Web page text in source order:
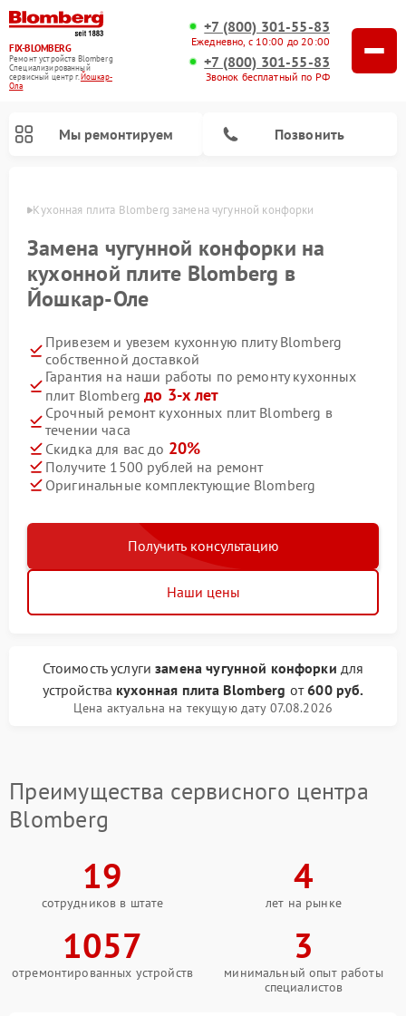
FIX-BLOMBERG
Ремонт устройств Blomberg
Специализированный
cервисный центр г.Йошкар-
Ола
+7 (800) 301-55-83
Ежедневно, с 10:00 до 20:00
+7 (800) 301-55-83
Звонок бесплатный по РФ
Мы ремонтируем Позвонить
Оле Кухонная плита Blomberg замена чугунной конфорки
Замена чугунной конфорки на
кухонной плите Blomberg в
Йошкар-Оле
Привезем и увезем кухонную плиту Blomberg
собственной доставкой
Гарантия на наши работы по ремонту кухонных
плит Blombergдо 3-х лет
Срочный ремонт кухонных плит Blomberg в
течении часа
Скидка для вас до 20%
Получите 1500 рублей на ремонт
Оригинальные комплектующие Blomberg
Получить консультацию
Наши цены
Стоимость услугизамена чугунной конфорки для
устройства кухонная плита Blomberg от600 руб.
Цена актуальна на текущую дату 07.08.2026
Преимущества сервисного центра
Blomberg
19
сотрудников в штате
4
лет на рынке
1057
отремонтированных устройств
3
минимальный опыт работы
специалистов